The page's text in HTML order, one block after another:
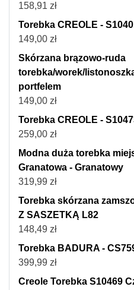
158,91 zł
Torebka CREOLE -
149,00 zł
Skórzana brązowo-ruda
torebka/worek/
portfelem
149,00 zł
Torebka CREOLE -
259,00 zł
Modna duża torebka
Granatowa - Granatowy
319,99 zł
Torebka skórzana
Z SASZETKĄ L82
148,49 zł
Torebka BADURA -
399,99 zł
Creole Torebka S10469